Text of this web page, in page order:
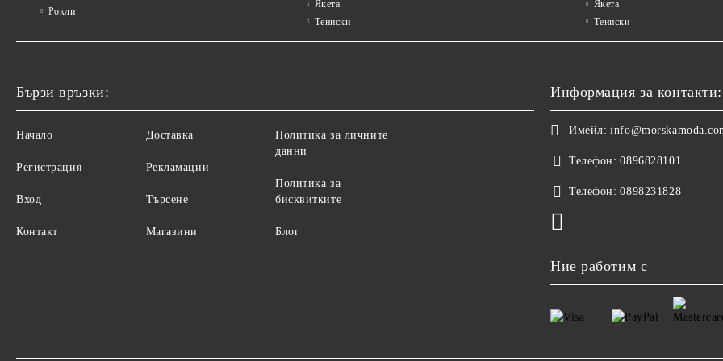
Рокли
Якета
Тениски
Якета
Тениски
Бързи връзки:
Начало
Регистрация
Вход
Контакт
Доставка
Рекламации
Търсене
Магазини
Политика за личните
данни
Политика за
бисквитките
Блог
Информация за контакти:
Имейл:
Телефон: 0896828101
Телефон: 0898231828
Ние работим с